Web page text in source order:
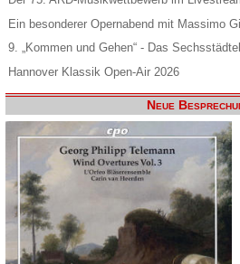
Ein besonderer Opernabend mit Massimo
9. „Kommen und Gehen“ - Das
Hannover Klassik Open-Air 2026
Neue